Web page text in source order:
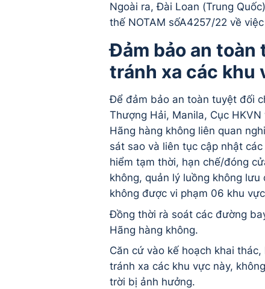
Ngoài ra, Đài Loan (Trung
thế NOTAM sốA4257/22 về
Đảm bảo an toàn
tránh xa các khu
Để đảm bảo an toàn tuyệt đối
Thượng Hải, Manila, Cục
Hãng hàng không liên quan
sát sao và liên tục cập nhật
hiểm tạm thời, hạn chế/đóng
không, quản lý luồng không
không được vi phạm 06 khu
Đồng thời rà soát các đường
Hãng hàng không.
Căn cứ vào kế hoạch khai
tránh xa các khu vực này,
trời bị ảnh hưởng.